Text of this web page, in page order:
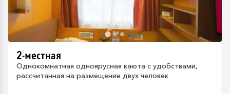
2-местная
Однокомнатная одноярусная каюта с удобствами,
рассчитанная на размещение двух человек